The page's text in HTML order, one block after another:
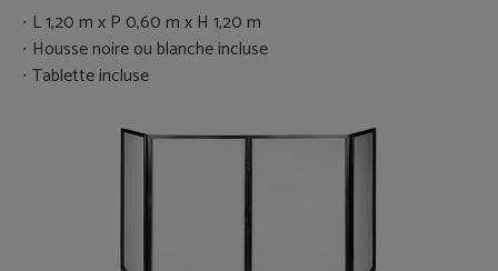
L 1,20 m x P 0,60 m x H 1,20 m
Housse noire ou blanche incluse
Tablette incluse